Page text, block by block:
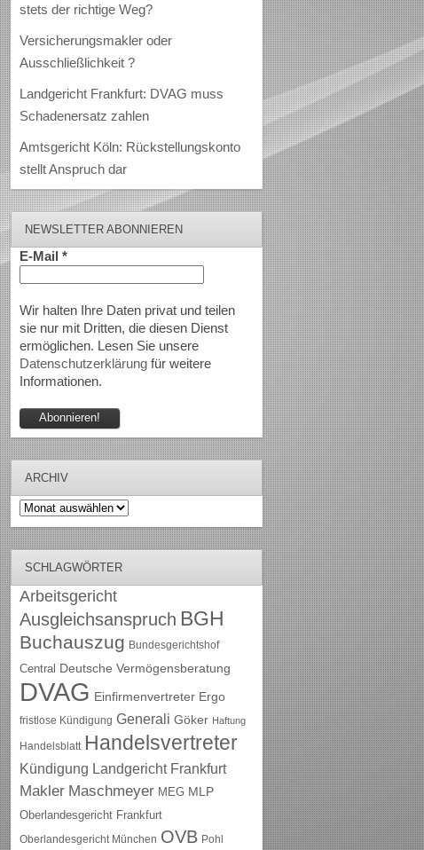
stets der richtige Weg?
Versicherungsmakler oder
Ausschließlichkeit ?
Landgericht Frankfurt: DVAG muss
Schadenersatz zahlen
Amtsgericht Köln: Rückstellungskonto
stellt Anspruch dar
NEWSLETTER ABONNIEREN
E-Mail *
Wir halten Ihre Daten privat und teilen
sie nur mit Dritten, die diesen Dienst
ermöglichen. Lesen Sie unsere
Datenschutzerklärungfür weitere
Informationen.
ARCHIV
Archiv
SCHLAGWÖRTER
Arbeitsgericht
Ausgleichsanspruch BGH
Buchauszug Bundesgerichtshof
Central Deutsche Vermögensberatung
DVAG Einfirmenvertreter Ergo
fristlose Kündigung Generali Göker Haftung
Handelsblatt Handelsvertreter
Kündigung Landgericht Frankfurt
Makler Maschmeyer MEG MLP
Oberlandesgericht Frankfurt
Oberlandesgericht München OVB Pohl